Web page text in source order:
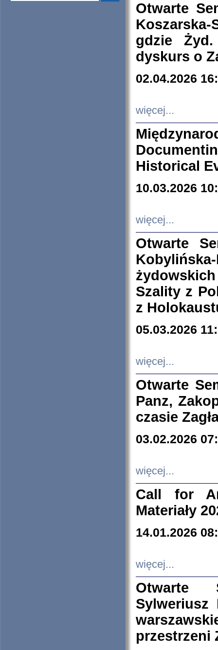
Otwarte
Koszarska-
gdzie
dyskurs o
02.04.2026
więcej...
Historical
10.03.2026
więcej...
Otwarte
Szality z
z
05.03.2026
więcej...
Otwarte
Panz,
czasie
03.02.2026
więcej...
Call for
Materiały
14.01.2026
więcej...
Otwarte
Sylweriusz
przestrzeni